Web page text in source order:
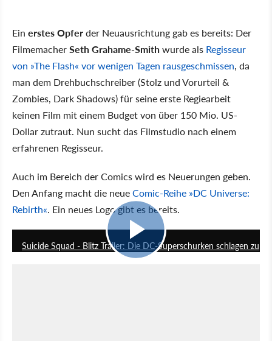
Ein erstes Opferder Neuausrichtung gab es bereits: Der
FilmemacherSeth Grahame-Smithwurde als Regisseur
von »The Flash« vor wenigen Tagen rausgeschmissen, da
man dem Drehbuchschreiber (Stolz und Vorurteil &
Zombies, Dark Shadows) für seine erste Regiearbeit
keinen Film mit einem Budget von über 150 Mio. US-
Dollar zutraut. Nun sucht das Filmstudio nach einem
erfahrenen Regisseur.
Auch im Bereich der Comics wird es Neuerungen geben.
Den Anfang macht die neueComic-Reihe »DC Universe:
Rebirth«. Ein neues Logo gibt es bereits.
Suicide Squad - Blitz Trailer: Die DC-Superschurken schlagen zu